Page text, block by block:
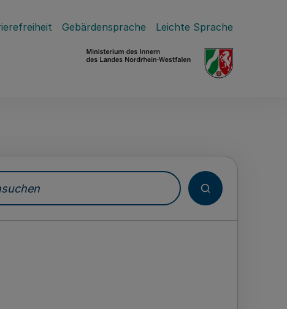
Gebärdensprache Leichte Sprache